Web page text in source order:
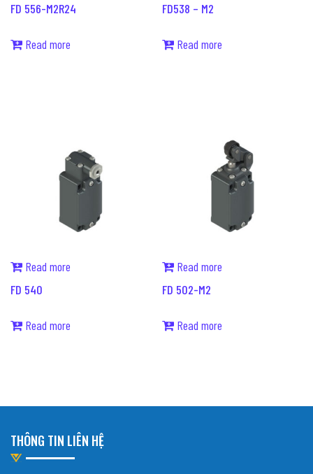
FD 556-M2R24
Read more
FD538 – M2
Read more
Read more
FD 540
Read more
Read more
FD 502-M2
Read more
THÔNG TIN LIÊN HỆ